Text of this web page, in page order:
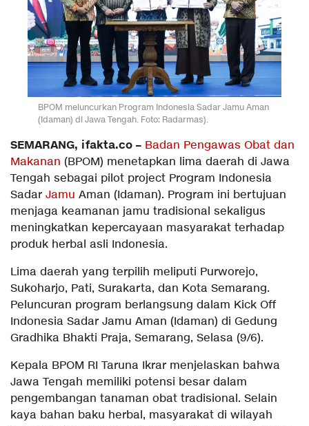
BPOM meluncurkan Program Indonesia Sadar Jamu Aman
(Idaman) di Jawa Tengah. Foto: Radarmas).
SEMARANG, ifakta.co – Badan Pengawas Obat dan
Makanan (BPOM) menetapkan lima daerah di Jawa
Tengah sebagai pilot project Program Indonesia
Sadar Jamu Aman (Idaman). Program ini bertujuan
menjaga keamanan jamu tradisional sekaligus
meningkatkan kepercayaan masyarakat terhadap
produk herbal asli Indonesia.
Lima daerah yang terpilih meliputi Purworejo,
Sukoharjo, Pati, Surakarta, dan Kota Semarang.
Peluncuran program berlangsung dalam Kick Off
Indonesia Sadar Jamu Aman (Idaman) di Gedung
Gradhika Bhakti Praja, Semarang, Selasa (9/6).
Kepala BPOM RI Taruna Ikrar menjelaskan bahwa
Jawa Tengah memiliki potensi besar dalam
pengembangan tanaman obat tradisional. Selain
kaya bahan baku herbal, masyarakat di wilayah